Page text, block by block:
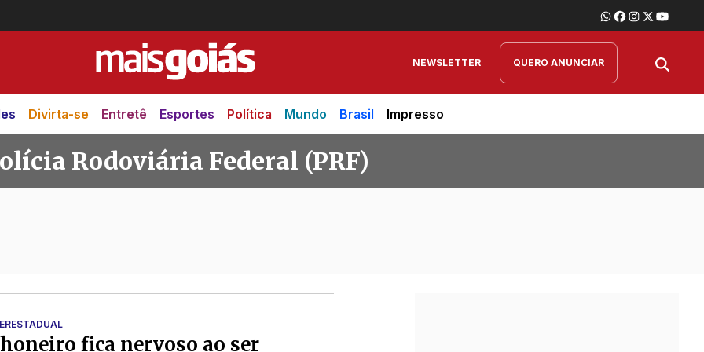
NEWSLETTER QUERO ANUNCIAR
Divirta-se Entretê Esportes Política Mundo Brasil Impresso
Rodoviária Federal (PRF)
fica nervoso ao ser